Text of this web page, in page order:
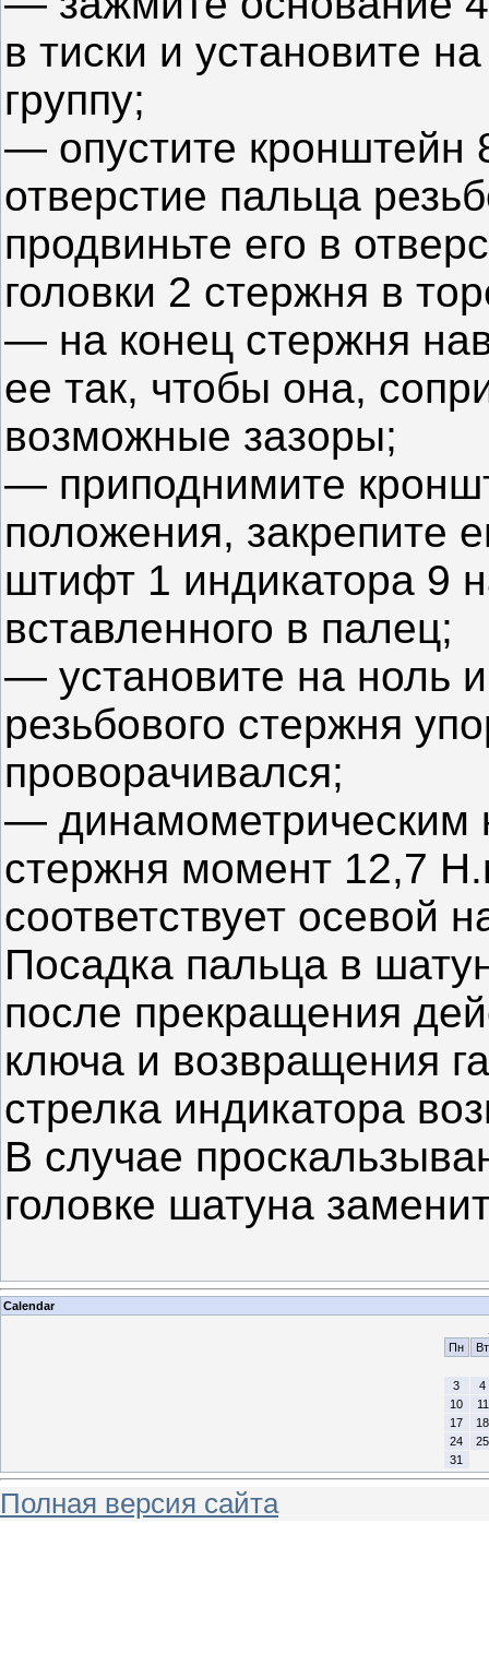
в тиски и установите
группу;
— опустите кронштейн
отверстие пальца
продвиньте его в
головки 2 стержня в
— на конец стержня
ее так, чтобы она,
возможные зазоры;
— приподнимите
положения, закрепите
штифт 1 индикатора 9
вставленного в палец;
— установите на ноль
резьбового стержня
проворачивался;
— динамометрическим
стержня момент 12,7
соответствует осевой
Посадка пальца в
после прекращения
ключа и возвращения
стрелка индикатора
В случае
головке шатуна
Calendar
Пн
Вт
3
4
10
11
17
18
24
25
31
Полная версия сайта